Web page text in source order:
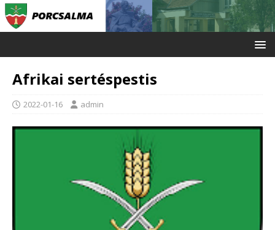
Afrikai sertéspestis
2022-01-16 admin